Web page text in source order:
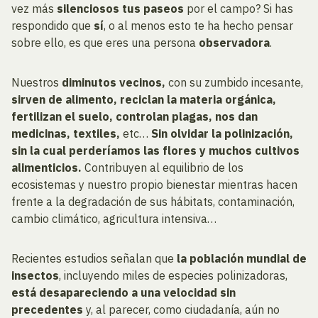
vez más silenciosos tus paseos por el campo? Si has
respondido que sí, o al menos esto te ha hecho pensar
sobre ello, es que eres una persona observadora.
Nuestros diminutos vecinos, con su zumbido incesante,
sirven de alimento, reciclan la materia orgánica,
fertilizan el suelo, controlan plagas, nos dan
medicinas, textiles, etc… Sin olvidar la polinización,
sin la cual perderíamos las flores y muchos cultivos
alimenticios. Contribuyen al equilibrio de los
ecosistemas y nuestro propio bienestar mientras hacen
frente a la degradación de sus hábitats, contaminación,
cambio climático, agricultura intensiva…
Recientes estudios señalan que la población mundial de
insectos, incluyendo miles de especies polinizadoras,
está desapareciendo a una velocidad sin
precedentes y, al parecer, como ciudadanía, aún no